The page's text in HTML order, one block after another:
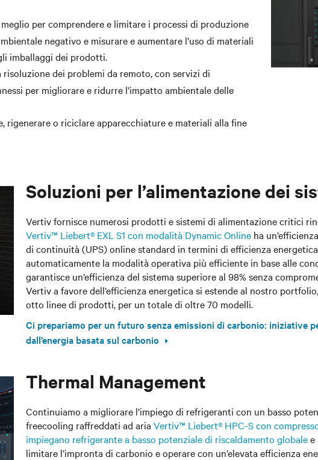
per comprendere e limitare i processi di produzione
negativo e misurare e aumentare l’uso di materiali
imballaggi dei prodotti.
risoluzione dei problemi da remoto, con servizi di
per migliorare e ridurre l’impatto ambientale delle
rigenerare o riciclare apparecchiature e materiali alla fine
Soluzioni per l’alimentazione dei
Vertiv fornisce numerosi prodotti e sistemi di alimentazione critici
Vertiv™ Liebert® EXL S1 con modalità Dynamic Online ha
di continuità (UPS) online standard in termini di efficienza
automaticamente la modalità operativa più efficiente in base alle
garantisce un’efficienza del sistema superiore al 98% senza
Vertiv a favore dell’efficienza energetica si estende al nostro
otto linee di prodotti, per un totale di oltre 70 modelli.
Ci prepariamo per un futuro senza emissioni di carbonio: iniziative
dall’energia basata sul carbonio
Thermal Management
Continuiamo a migliorare l’impiego di refrigeranti con un basso
freecooling raffreddati ad aria Vertiv™ Liebert® HPC-S con
impiegano refrigerante a basso potenziale di riscaldamento globalee
limitare l’impronta di carbonio e operare con un’elevata efficienza